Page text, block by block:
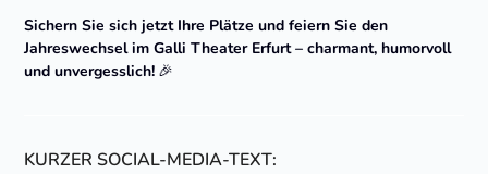
Sichern Sie sich jetzt Ihre Plätze und feiern Sie den
Jahreswechsel im Galli Theater Erfurt – charmant, humorvoll
und unvergesslich! 🎉
KURZER SOCIAL-MEDIA-TEXT: